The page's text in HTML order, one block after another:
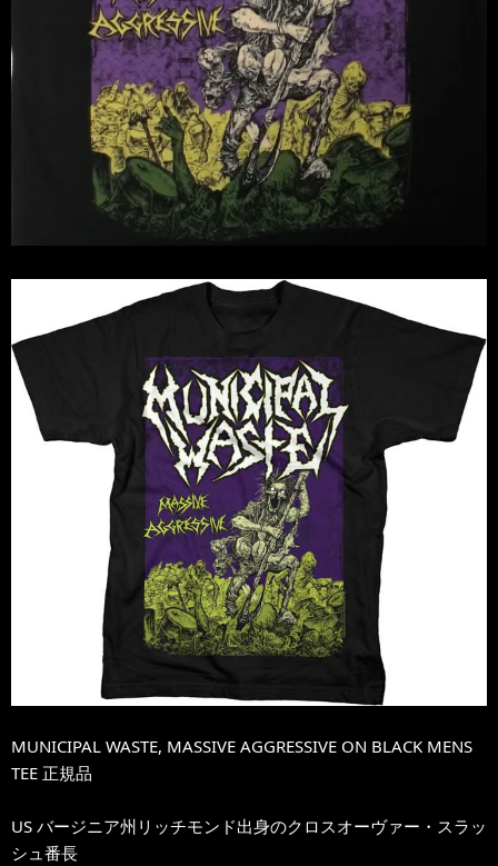
MUNICIPAL WASTE, MASSIVE AGGRESSIVE ON BLACK MENS
TEE 正規品
US バージニア州リッチモンド出身のクロスオーヴァー・スラッ
シュ番長